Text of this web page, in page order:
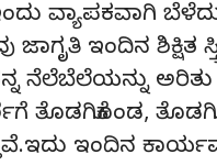
ವ್ಯಾಪಕವಾಗಿ
ಜಾಗೃತಿ ಇಂದಿನ
ನೆಲೆಬೆಲೆಯನ್ನು
ತೊಡಗಿಕೊಂಡ,
ಇಂದಿನ